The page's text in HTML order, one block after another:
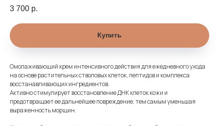
3 700 р.
Купить
Омолаживающий крем интенсивного действия для ежедневного ухода
на основе растительных стволовых клеток, пептидов и комплекса
восстанавливающих ингредиентов.
Активно стимулирует восстановление ДНК клеток кожи и
предотвращает ее дальнейшее повреждение, тем самым уменьшая
выраженность морщин.